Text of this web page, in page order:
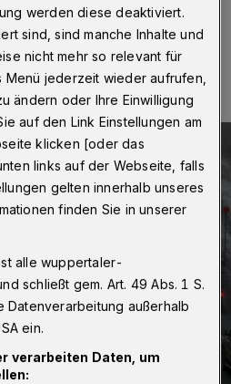
Eine Minute Lesezeit
werden diese deaktiviert.
sind, sind manche Inhalte und
nicht mehr so relevant für
Menü jederzeit wieder aufrufen,
ändern oder Ihre Einwilligung
auf den Link Einstellungen am
klicken [oder das
links auf der Webseite, falls
gelten innerhalb unseres
finden Sie in unserer
alle wuppertaler-
schließt gem. Art. 49 Abs. 1 S.
Datenverarbeitung außerhalb
ein.
verarbeiten Daten, um